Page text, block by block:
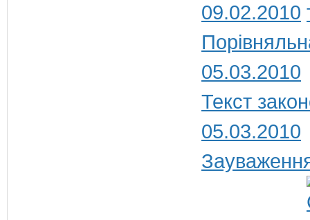
09.02.2010
05.03.2010
Текст
05.03.2010